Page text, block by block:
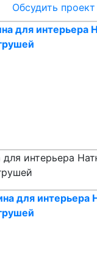
Обсудить проект
для интерьера